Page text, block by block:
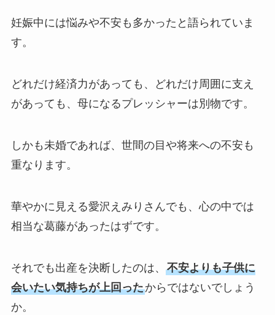
妊娠中には悩みや不安も多かったと語られていま
す。
どれだけ経済力があっても、どれだけ周囲に支え
があっても、母になるプレッシャーは別物です。
しかも未婚であれば、世間の目や将来への不安も
重なります。
華やかに見える愛沢えみりさんでも、心の中では
相当な葛藤があったはずです。
それでも出産を決断したのは、 不安よりも子供に
会いたい気持ちが上回ったからではないでしょう
か。